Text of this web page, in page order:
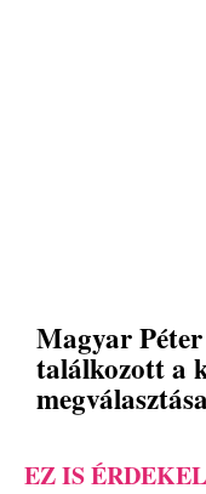
Magyar
találkozott a
EZ IS